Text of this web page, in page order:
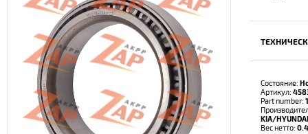
Состояние:
Артикул:
Part number:
KIA/HYUNDAI
Вес нетто: